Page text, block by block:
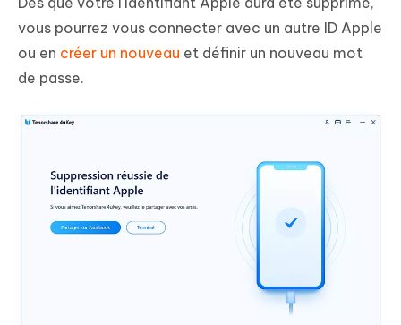
vous pourrez vous connecter avec un autre ID Apple
ou en créer un nouveau et définir un nouveau mot
de passe.